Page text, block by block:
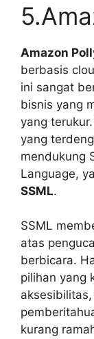
Amazon
berbasis
ini sangat
bisnis yang
yang
yang
mendukung
Language,
SSML.
SSML
atas
berbicara.
pilihan yang
kurang